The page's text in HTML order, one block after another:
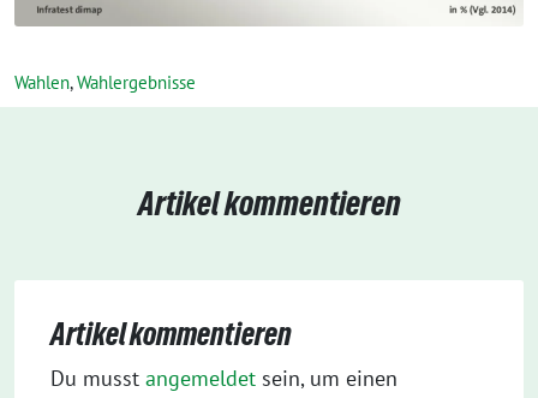
Wahlen,Wahlergebnisse
Artikel kommentieren
Artikel kommentieren
Du musst angemeldet sein, um einen